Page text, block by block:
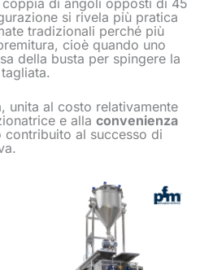
si rivela più pratica
tradizionali perché più
cioè quando uno
della busta per spingere la
unita al costo relativamente
e alla convenienza
al successo di